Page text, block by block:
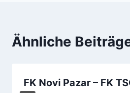
Ähnliche
FK Novi Pazar – FK